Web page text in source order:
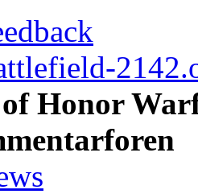
Honor